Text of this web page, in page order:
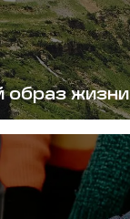
образ жизни